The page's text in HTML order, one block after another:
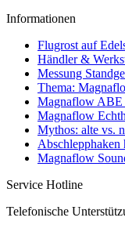
Informationen
Flugrost auf
Händler &
Messung
Thema:
Magnaflow ABE
Magnaflow
Mythos: alte vs.
Abschlepphaken
Magnaflow
Service Hotline
Telefonische